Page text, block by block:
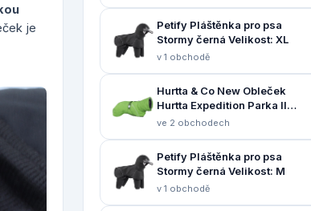
je
Petify Pláštěnka pro psa
Stormy černá Velikost: XL
v 1 obchodě
Hurtta & Co New Obleček
Hurtta Expedition Parka II
petrželový 55
ve 2 obchodech
Petify Pláštěnka pro psa
Stormy černá Velikost: M
v 1 obchodě